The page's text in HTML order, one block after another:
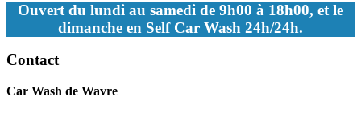
Ouvert du lundi au samedi de 9h00 à 18h00, et le
dimanche en Self Car Wash 24h/24h.
Contact
Car Wash de Wavre